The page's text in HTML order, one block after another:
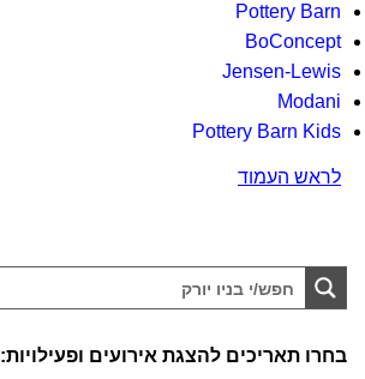
Pottery Barn
BoConcept
Jensen-Lewis
Modani
Pottery Barn Kids
לראש העמוד
בחרו תאריכים להצגת אירועים ופעילויות: